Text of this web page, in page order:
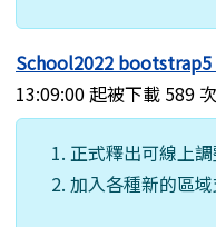
School2022 bootstrap5
13:09:00 起被下載 589
正式釋出可線上
加入各種新的區